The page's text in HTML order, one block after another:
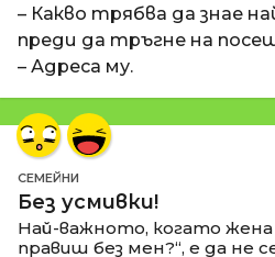
– Какво трябва да знае
преди да тръгне на
– Адреса му.
СЕМЕЙНИ
Без усмивки!
Най-важното, когато
правиш без мен?“, е да не